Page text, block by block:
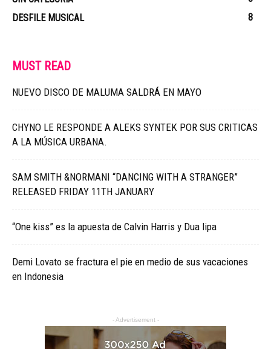
DESFILE MUSICAL
8
MUST READ
NUEVO DISCO DE MALUMA SALDRÁ EN MAYO
CHYNO LE RESPONDE A ALEKS SYNTEK POR SUS CRITICAS
A LA MÚSICA URBANA.
SAM SMITH &NORMANI “DANCING WITH A STRANGER”
RELEASED FRIDAY 11TH JANUARY
“One kiss” es la apuesta de Calvin Harris y Dua lipa
Demi Lovato se fractura el pie en medio de sus vacaciones
en Indonesia
- Advertisement -